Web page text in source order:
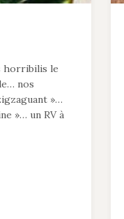
horribilis le
nos
»…
»… un RV à